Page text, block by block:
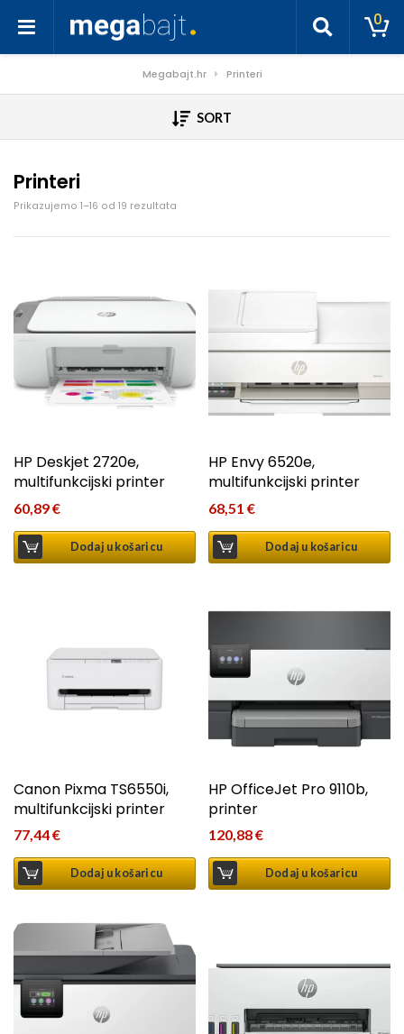
0
Megabajt.hr Printeri
SORT
Printeri
Prikazujemo 1–16 od 19 rezultata
HP Deskjet 2720e,
multifunkcijski printer
60,89€
Dodaj u košaricu
HP Envy 6520e,
multifunkcijski printer
68,51€
Dodaj u košaricu
Canon Pixma TS6550i,
multifunkcijski printer
77,44€
Dodaj u košaricu
HP OfficeJet Pro 9110b,
printer
120,88€
Dodaj u košaricu